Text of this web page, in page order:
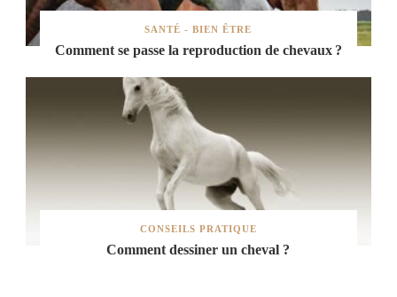
SANTÉ - BIEN ÊTRE
Comment se passe la reproduction de chevaux ?
CONSEILS PRATIQUE
Comment dessiner un cheval ?